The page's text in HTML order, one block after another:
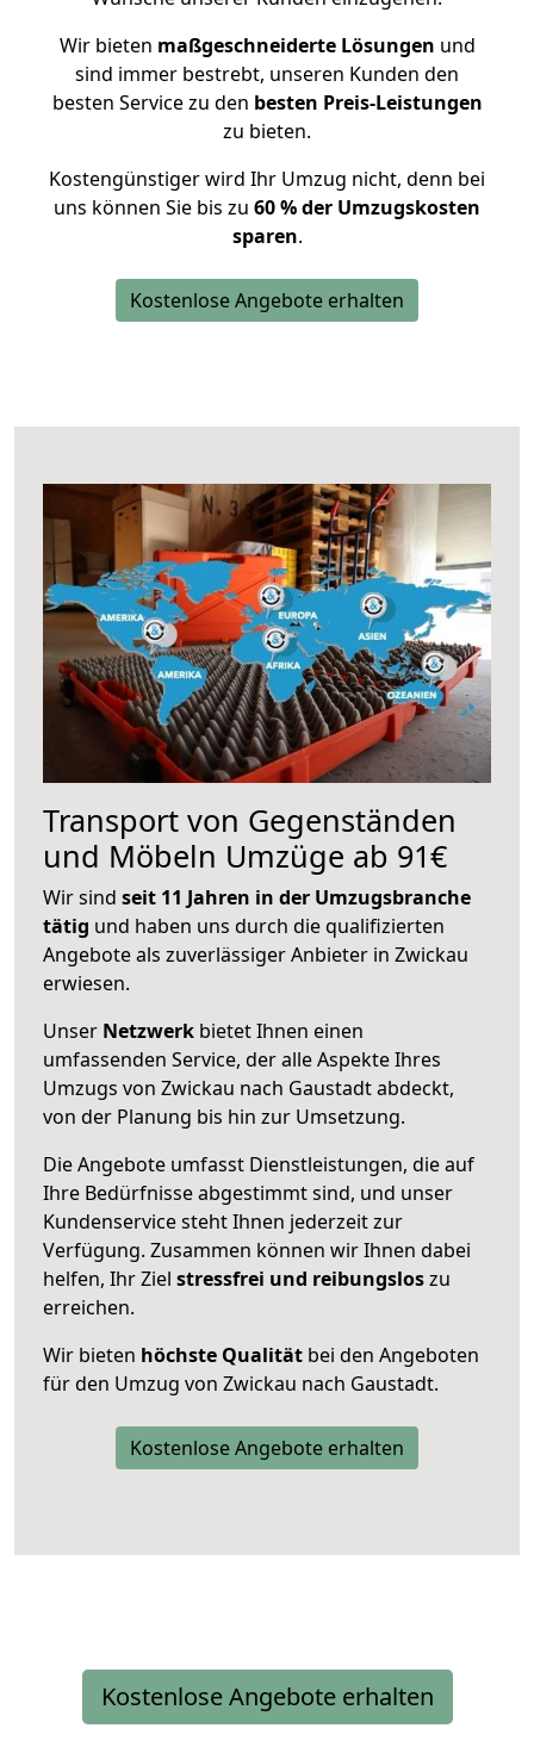
Wir bieten maßgeschneiderte Lösungen und
sind immer bestrebt, unseren Kunden den
besten Service zu den besten Preis-Leistungen
zu bieten.
Kostengünstiger wird Ihr Umzug nicht, denn bei
uns können Sie bis zu 60 % der Umzugskosten
sparen.
Kostenlose Angebote erhalten
Transport von Gegenständen
und Möbeln Umzüge ab 91€
Wir sind seit 11 Jahren in der Umzugsbranche
tätig und haben uns durch die qualifizierten
Angebote als zuverlässiger Anbieter in Zwickau
erwiesen.
Unser Netzwerk bietet Ihnen einen
umfassenden Service, der alle Aspekte Ihres
Umzugs von Zwickau nach Gaustadt abdeckt,
von der Planung bis hin zur Umsetzung.
Die Angebote umfasst Dienstleistungen, die auf
Ihre Bedürfnisse abgestimmt sind, und unser
Kundenservice steht Ihnen jederzeit zur
Verfügung. Zusammen können wir Ihnen dabei
helfen, Ihr Ziel stressfrei und reibungsloszu
erreichen.
Wir bieten höchste Qualität bei den Angeboten
für den Umzug von Zwickau nach Gaustadt.
Kostenlose Angebote erhalten
Kostenlose Angebote erhalten